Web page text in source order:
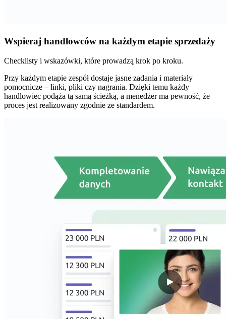
Wspieraj handlowców na każdym etapie sprzedaży
Checklisty i wskazówki, które prowadzą krok po kroku.
Przy każdym etapie zespół dostaje jasne zadania i materiały
pomocnicze – linki, pliki czy nagrania. Dzięki temu każdy
handlowiec podąża tą samą ścieżką, a menedżer ma pewność, że
proces jest realizowany zgodnie ze standardem.